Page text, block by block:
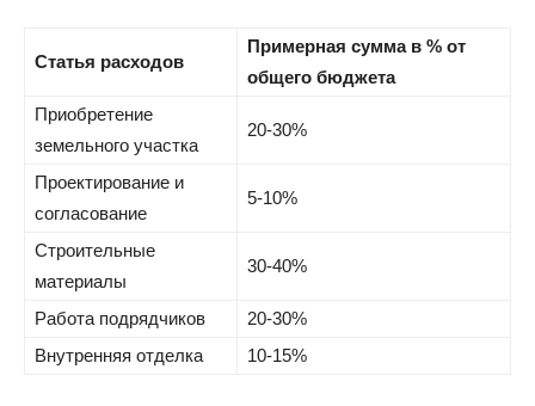
Статья расходов
Примерная сумма в % от
общего бюджета
Приобретение
земельного участка
20-30%
Проектирование и
согласование
5-10%
Строительные
материалы
30-40%
Работа подрядчиков
20-30%
Внутренняя отделка
10-15%